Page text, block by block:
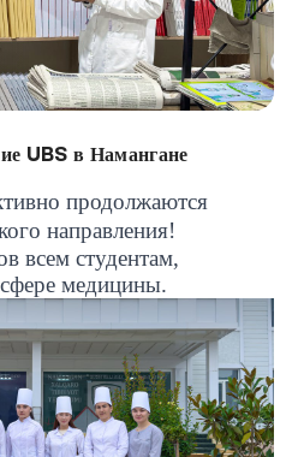
UBS в Намангане
продолжаются
направления!
всем студентам,
медицины.